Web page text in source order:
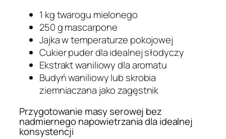
1 kg twarogu mielonego
250 g mascarpone
Jajka w temperaturze pokojowej
Cukier puder dla idealnej słodyczy
Ekstrakt waniliowy dla aromatu
Budyń waniliowy lub skrobia
ziemniaczana jako zagęstnik
Przygotowanie masy serowej bez
nadmiernego napowietrzania dla idealnej
konsystencji